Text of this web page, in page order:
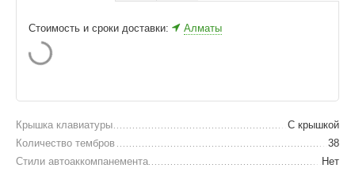
Стоимость и сроки доставки: Алматы
Крышка клавиатуры
С крышкой
Количество тембров
38
Стили автоаккомпанемента
Нет